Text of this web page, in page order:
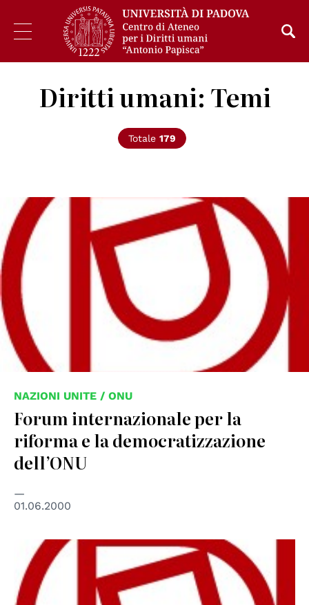
Diritti umani: Temi
Totale 179
NAZIONI UNITE / ONU
Forum internazionale per la
riforma e la democratizzazione
dell’ONU
01.06.2000